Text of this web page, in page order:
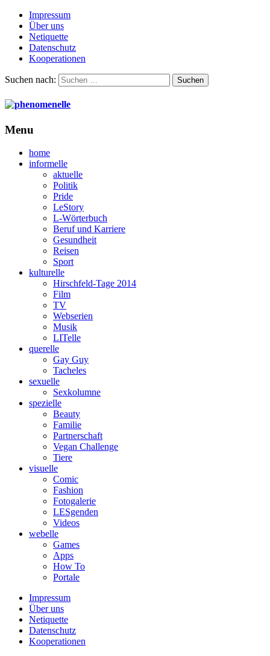
Impressum
Über uns
Netiquette
Datenschutz
Kooperationen
Suchen nach:
Menu
home
informelle
aktuelle
Politik
Pride
LeStory
L-Wörterbuch
Beruf und Karriere
Gesundheit
Reisen
Sport
kulturelle
Hirschfeld-Tage 2014
Film
TV
Webserien
Musik
LITelle
querelle
Gay Guy
Tacheles
sexuelle
Sexkolumne
spezielle
Beauty
Familie
Partnerschaft
Vegan Challenge
Tiere
visuelle
Comic
Fashion
Fotogalerie
LESgenden
Videos
webelle
Games
Apps
How To
Portale
Impressum
Über uns
Netiquette
Datenschutz
Kooperationen